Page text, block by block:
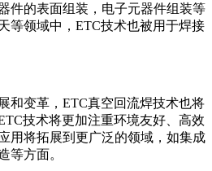
件的表面组装，电子元器件组装等
等领域中，ETC技术也被用于焊接
和变革，ETC真空回流焊技术也将
技术将更加注重环境友好、高效
用将拓展到更广泛的领域，如集成
等方面。